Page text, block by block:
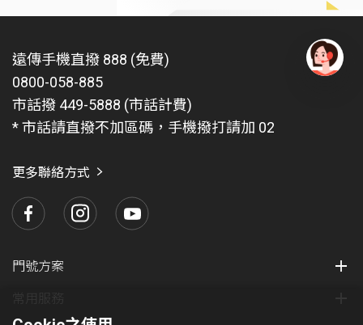
遠傳手機直撥 888 (免費)
0800-058-885
市話撥 449-5888 (市話計費)
* 市話請直撥不加區碼，手機撥打請加 02
更多聯絡方式
門號方案